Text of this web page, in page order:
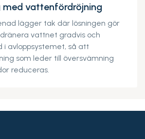
med vattenfördröjning
lägger tak där lösningen gör
vattnet gradvis och
i avloppsystemet, så att
som leder till översvämning
reduceras.